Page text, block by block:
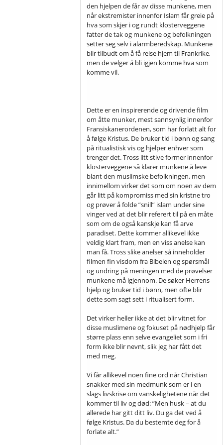
den hjelpen de får av disse munkene, men
når ekstremister innenfor Islam får greie på
hva som skjer i og rundt klosterveggene
fatter de tak og munkene og befolkningen
setter seg selv i alarmberedskap. Munkene
blir tilbudt om å få reise hjem til Frankrike,
men de velger å bli igjen komme hva som
komme vil.
Dette er en inspirerende og drivende film
om åtte munker, mest sannsynlig innenfor
Fransiskanerordenen, som har forlatt alt for
å følge Kristus. De bruker tid i bønn og sang
på ritualistisk vis og hjelper enhver som
trenger det. Tross litt stive former innenfor
klosterveggene så klarer munkene å leve
blant den muslimske befolkningen, men
innimellom virker det som om noen av dem
går litt på kompromiss med sin kristne tro
og prøver å folde ”snill” islam under sine
vinger ved at det blir referert til på en måte
som om de også kanskje kan få arve
paradiset. Dette kommer allikevel ikke
veldig klart fram, men en viss anelse kan
man få. Tross slike anelser så inneholder
filmen fin visdom fra Bibelen og spørsmål
og undring på meningen med de prøvelser
munkene må igjennom. De søker Herrens
hjelp og bruker tid i bønn, men ofte blir
dette som sagt sett i ritualisert form.
Det virker heller ikke at det blir vitnet for
disse muslimene og fokuset på nødhjelp får
større plass enn selve evangeliet som i fri
form ikke blir nevnt, slik jeg har fått det
med meg.
Vi får allikevel noen fine ord når Christian
snakker med sin medmunk som er i en
slags livskrise om vanskelighetene når det
kommer til liv og død: ”Men husk – at du
allerede har gitt ditt liv. Du ga det ved å
følge Kristus. Da du bestemte deg for å
forlate alt.”